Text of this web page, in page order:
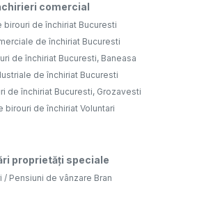
comercial
birouri de închiriat Bucuresti
de închiriat Bucuresti
de închiriat Bucuresti, Baneasa
de închiriat Bucuresti
de închiriat Bucuresti, Grozavesti
birouri de închiriat Voluntari
proprietăți speciale
/ Pensiuni de vânzare Bran